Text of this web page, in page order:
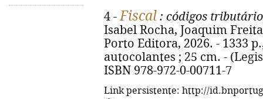
4 -Fiscal : códigos
Isabel Rocha, Joaquim
Porto Editora, 2026. - 1333
autocolantes ; 25 cm. -
ISBN 978-972-0-00711-7
Link persistente: http://